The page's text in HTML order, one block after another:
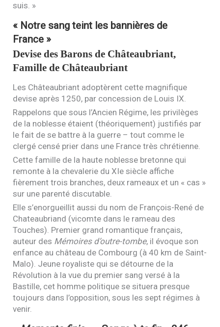
suis. »
« Notre sang teint les bannières de
France »
Devise des Barons de Châteaubriant,
Famille de Châteaubriant
Les Châteaubriant adoptèrent cette magnifique
devise après 1250, par concession de Louis IX.
Rappelons que sous l’Ancien Régime, les privilèges
de la noblesse étaient (théoriquement) justifiés par
le fait de se battre à la guerre – tout comme le
clergé censé prier dans une France très chrétienne.
Cette famille de la haute noblesse bretonne qui
remonte à la chevalerie duXIe siècle affiche
fièrement trois branches, deux rameaux et un « cas »
sur une parenté discutable.
Elle s’enorgueillit aussi du nom de François-René de
Chateaubriand (vicomte dans le rameau des
Touches). Premier grand romantique français,
auteur des Mémoires d’outre-tombe, il évoque son
enfance au château de Combourg (à 40 km de Saint-
Malo). Jeune royaliste qui se détourne de la
Révolution à la vue du premier sang versé à la
Bastille, cet homme politique se situera presque
toujours dans l’opposition, sous les sept régimes à
venir.